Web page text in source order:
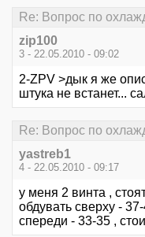
Re: Вопрос по
zip100
3 - 22.05.2010 - 09:02
2-ZPV >дык я же
штука не встанет...
Re: Вопрос по
yastreb1
4 - 22.05.2010 - 09:17
у меня 2 винта ,
обдувать сверху -
спереди - 33-35 ,